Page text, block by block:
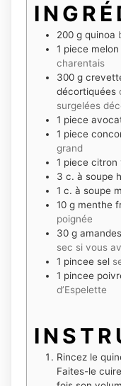
200 g quinoa
1 piece melon
charentais
300 g
décortiquées
surgelées
1 piece
1 piece
grand
1 piece citron
3 c. à soupe
1 c. à soupe
10 g menthe
poignée
30 g
sec si vous
1 pincee sel
1 pincee
d’Espelette
Rincez le
Faites-le